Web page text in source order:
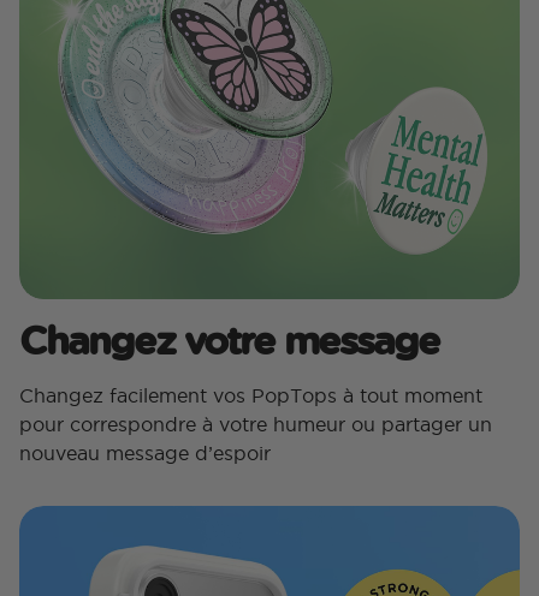
Changez votre message
Changez facilement vos PopTops à tout moment
pour correspondre à votre humeur ou partager un
nouveau message d’espoir